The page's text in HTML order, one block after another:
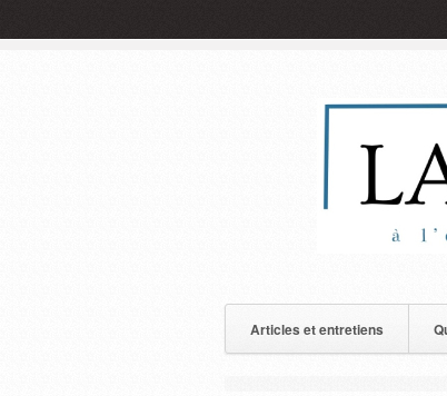
Articles et entretiens